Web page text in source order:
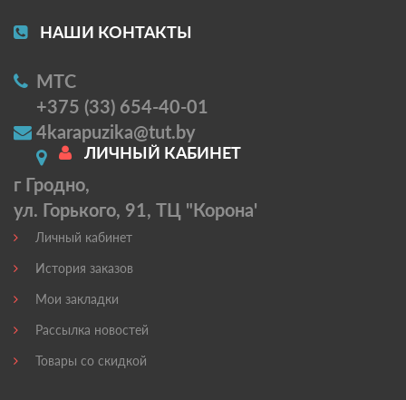
НАШИ КОНТАКТЫ
МТС
+375 (33) 654-40-01
4karapuzika@tut.by
г Гродно,
ул. Горького, 91, ТЦ "Корона'
ЛИЧНЫЙ КАБИНЕТ
Личный кабинет
История заказов
Мои закладки
Рассылка новостей
Товары со скидкой